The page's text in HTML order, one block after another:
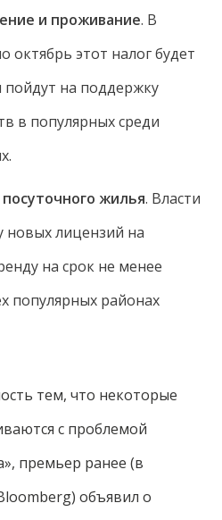
и проживание. В
октябрь этот налог будет
на поддержку
в популярных среди
жилья. Власти
новых лицензий на
на срок не менее
популярных районах
тем, что некоторые
с проблемой
премьер ранее (в
объявил о